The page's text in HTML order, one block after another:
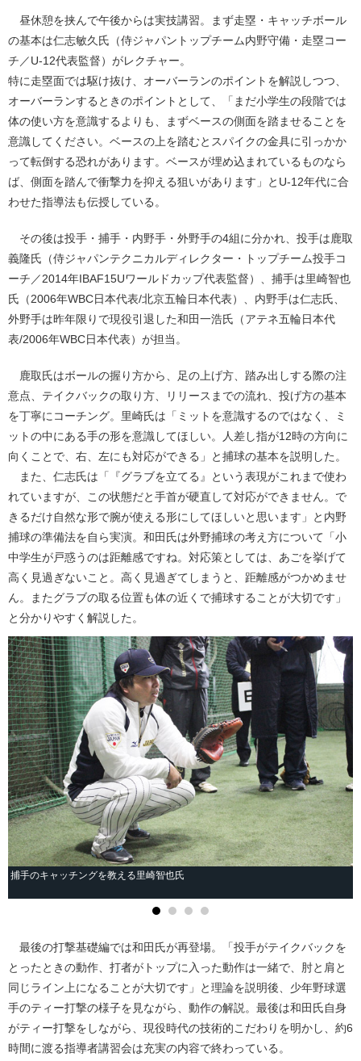
昼休憩を挟んで午後からは実技講習。まず走塁・キャッチボール
の基本は仁志敏久氏（侍ジャパントップチーム内野守備・走塁コー
チ／U-12代表監督）がレクチャー。
特に走塁面では駆け抜け、オーバーランのポイントを解説しつつ、
オーバーランするときのポイントとして、「まだ小学生の段階では
体の使い方を意識するよりも、まずベースの側面を踏ませることを
意識してください。ベースの上を踏むとスパイクの金具に引っかか
って転倒する恐れがあります。ベースが埋め込まれているものなら
ば、側面を踏んで衝撃力を抑える狙いがあります」とU-12年代に合
わせた指導法も伝授している。
その後は投手・捕手・内野手・外野手の4組に分かれ、投手は鹿取
義隆氏（侍ジャパンテクニカルディレクター・トップチーム投手コ
ーチ／2014年IBAF15Uワールドカップ代表監督）、捕手は里崎智也
氏（2006年WBC日本代表/北京五輪日本代表）、内野手は仁志氏、
外野手は昨年限りで現役引退した和田一浩氏（アテネ五輪日本代
表/2006年WBC日本代表）が担当。
鹿取氏はボールの握り方から、足の上げ方、踏み出しする際の注
意点、テイクバックの取り方、リリースまでの流れ、投げ方の基本
を丁寧にコーチング。里崎氏は「ミットを意識するのではなく、ミ
ットの中にある手の形を意識してほしい。人差し指が12時の方向に
向くことで、右、左にも対応ができる」と捕球の基本を説明した。
また、仁志氏は「『グラブを立てる』という表現がこれまで使わ
れていますが、この状態だと手首が硬直して対応ができません。で
きるだけ自然な形で腕が使える形にしてほしいと思います」と内野
捕球の準備法を自ら実演。和田氏は外野捕球の考え方について「小
中学生が戸惑うのは距離感ですね。対応策としては、あごを挙げて
高く見過ぎないこと。高く見過ぎてしまうと、距離感がつかめませ
ん。またグラブの取る位置も体の近くで捕球することが大切です」
と分かりやすく解説した。
捕手のキャッチングを教える里崎智也氏
最後の打撃基礎編では和田氏が再登場。「投手がテイクバックを
とったときの動作、打者がトップに入った動作は一緒で、肘と肩と
同じライン上になることが大切です」と理論を説明後、少年野球選
手のティー打撃の様子を見ながら、動作の解説。最後は和田氏自身
がティー打撃をしながら、現役時代の技術的こだわりを明かし、約6
時間に渡る指導者講習会は充実の内容で終わっている。